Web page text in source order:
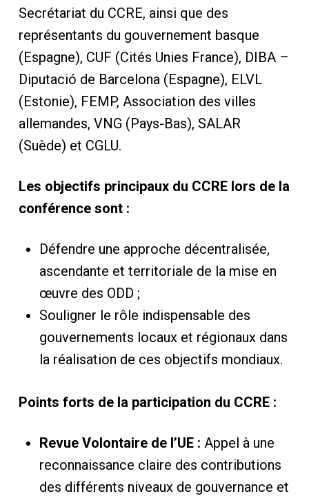
Secrétariat du CCRE, ainsi que des
représentants du gouvernement basque
(Espagne), CUF (Cités Unies France), DIBA –
Diputació de Barcelona (Espagne), ELVL
(Estonie), FEMP, Association des villes
allemandes, VNG (Pays-Bas), SALAR
(Suède) et CGLU.
Les objectifs principaux du CCRE lors de la
conférence sont :
Défendre une approche décentralisée,
ascendante et territoriale de la mise en
œuvre des ODD ;
Souligner le rôle indispensable des
gouvernements locaux et régionaux dans
la réalisation de ces objectifs mondiaux.
Points forts de la participation du CCRE :
Revue Volontaire de l’UE : Appel à une
reconnaissance claire des contributions
des différents niveaux de gouvernance et